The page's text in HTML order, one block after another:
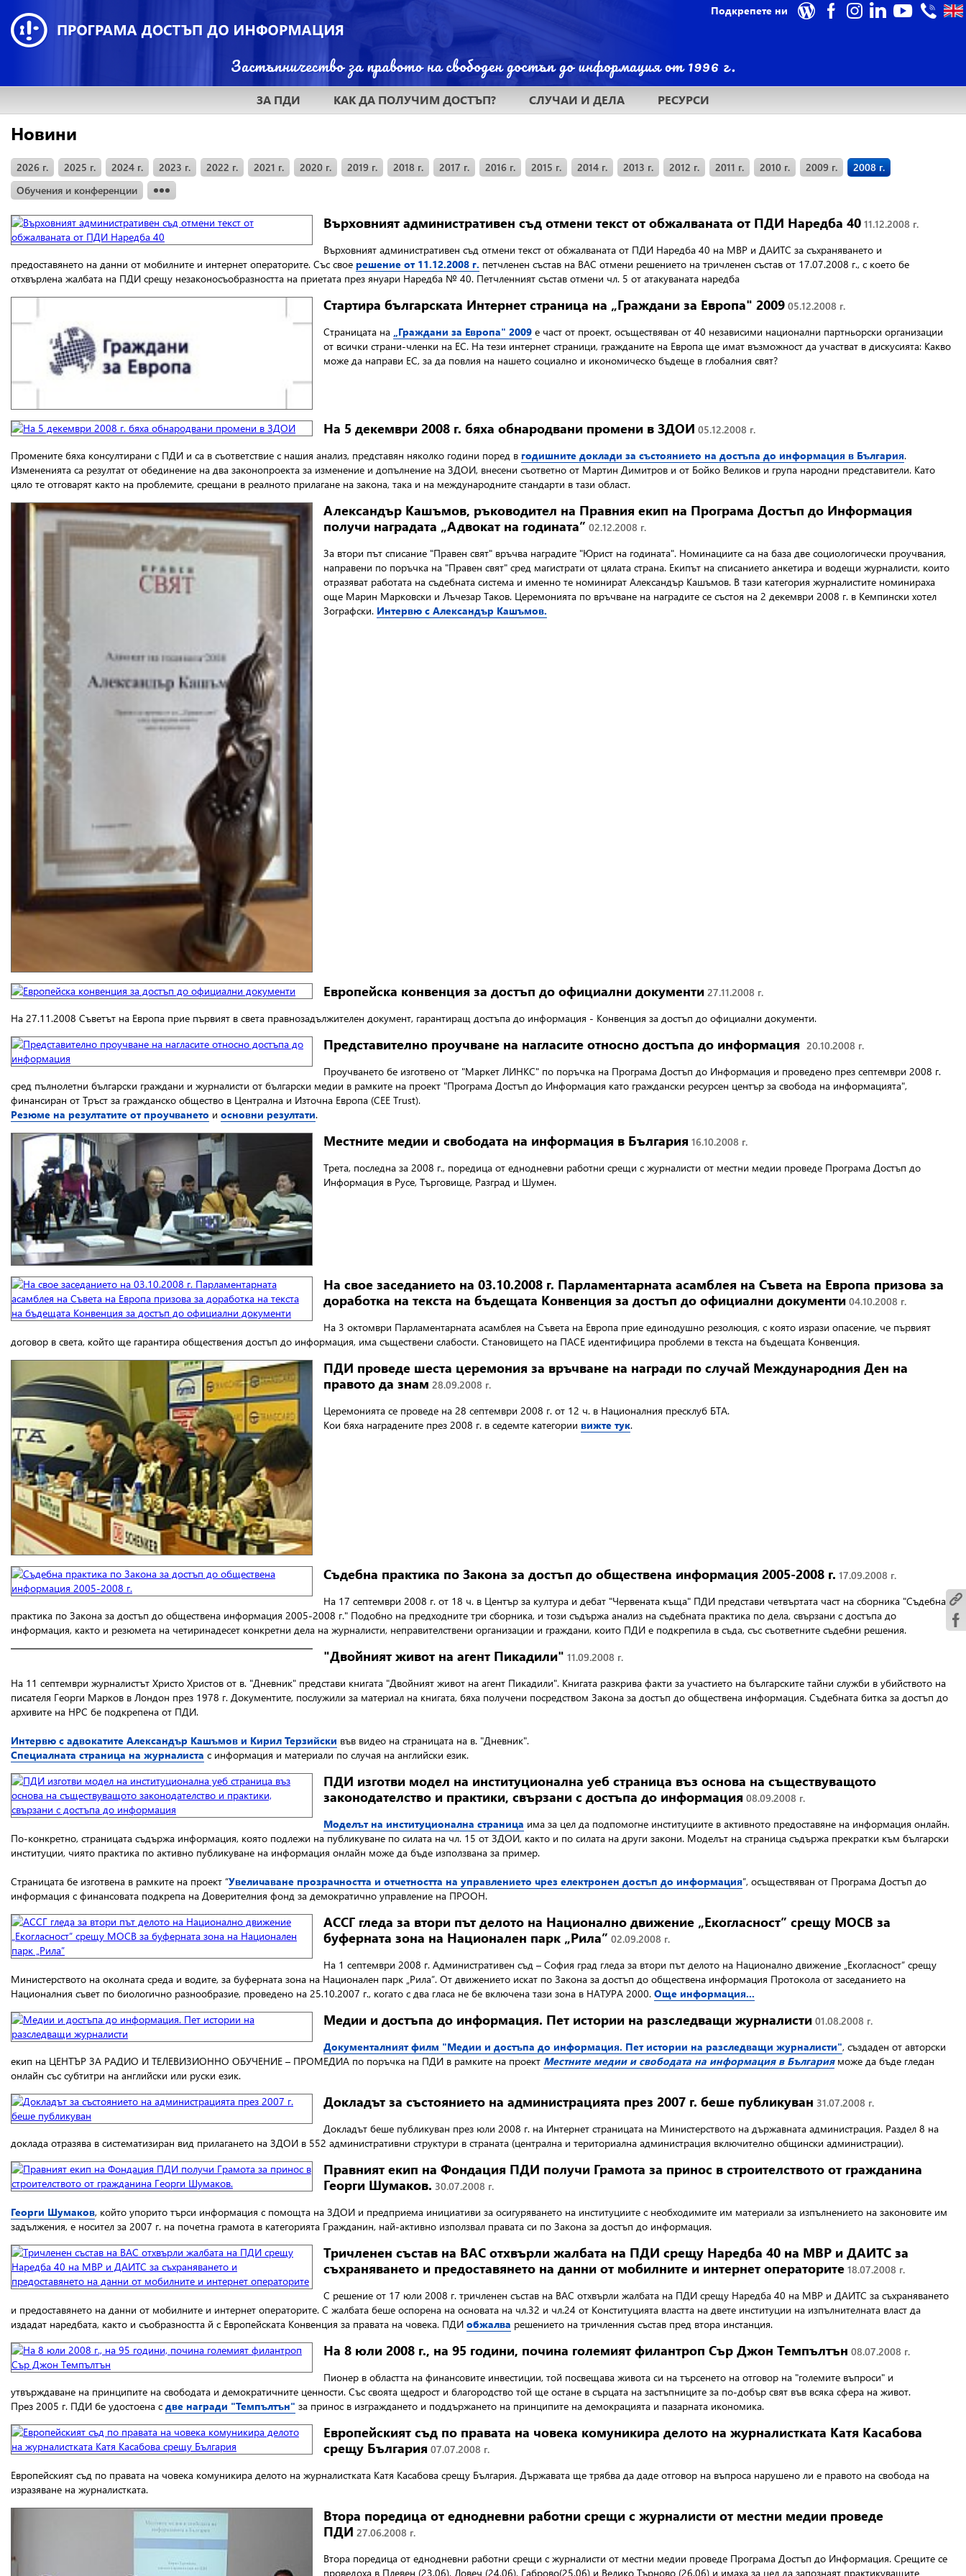
Подкрепете ни
ЗА ПДИ КАК ДА ПОЛУЧИМ ДОСТЪП? СЛУЧАИ И ДЕЛА РЕСУРСИ
Новини
2026 г. 2025 г. 2024 г. 2023 г. 2022 г. 2021 г. 2020 г. 2019 г. 2018 г. 2017 г. 2016 г. 2015 г. 2014 г. 2013 г. 2012 г. 2011 г. 2010 г. 2009 г.
2008 г.
Обучения и конференции
Върховният административен съд отмени текст от обжалваната от ПДИ Наредба 40 11.12.2008 г.
Върховният административен съд отмени текст от обжалваната от ПДИ Наредба 40 на МВР и ДАИТС за съхраняването и
предоставянето на данни от мобилните и интернет операторите. Със свое решение от 11.12.2008 г. петчленен състав на ВАС отмени решението на тричленен състав от 17.07.2008 г., с което бе
отхвърлена жалбата на ПДИ срещу незаконосъобразността на приетата през януари Наредба № 40. Петчленният състав отмени чл. 5 от атакуваната наредба
Стартира българската Интернет страница на „Граждани за Европа" 2009 05.12.2008 г.
Страницата на „Граждани за Европа" 2009 е част от проект, осъществяван от 40 независими национални партньорски организации
от всички страни-членки на ЕС. На тези интернет страници, гражданите на Европа ще имат възможност да участват в дискусията: Какво
може да направи ЕС, за да повлия на нашето социално и икономическо бъдеще в глобалния свят?
На 5 декември 2008 г. бяха обнародвани промени в ЗДОИ 05.12.2008 г.
Промените бяха консултирани с ПДИ и са в съответствие с нашия анализ, представян няколко години поред в годишните доклади за състоянието на достъпа до информация в България.
Измененията са резултат от обединение на два законопроекта за изменение и допълнение на ЗДОИ, внесени съответно от Мартин Димитров и от Бойко Великов и група народни представители. Като
цяло те отговарят както на проблемите, срещани в реалното прилагане на закона, така и на международните стандарти в тази област.
Александър Кашъмов, ръководител на Правния екип на Програма Достъп до Информация
получи наградата „Адвокат на годината” 02.12.2008 г.
За втори път списание "Правен свят" връчва наградите "Юрист на годината". Номинациите са на база две социологически проучвания,
направени по поръчка на "Правен свят" сред магистрати от цялата страна. Екипът на списанието анкетира и водещи журналисти, които
отразяват работата на съдебната система и именно те номинират Александър Кашъмов. В тази категория журналистите номинираха
още Марин Марковски и Лъчезар Таков. Церемонията по връчване на наградите се състоя на 2 декември 2008 г. в Кемпински хотел
Зографски. Интервю с Александър Кашъмов.
Европейска конвенция за достъп до официални документи 27.11.2008 г.
На 27.11.2008 Съветът на Европа прие първият в света правнозадължителен документ, гарантиращ достъпа до информация - Конвенция за достъп до официални документи.
Представително проучване на нагласите относно достъпа до информация 20.10.2008 г.
Проучването бе изготвено от "Маркет ЛИНКС" по поръчка на Програма Достъп до Информация и проведено през септември 2008 г.
сред пълнолетни български граждани и журналисти от български медии в рамките на проект "Програма Достъп до Информация като граждански ресурсен център за свобода на информацията",
финансиран от Тръст за гражданско общество в Централна и Източна Европа (CEE Trust).
Резюме на резултатите от проучването и основни резултати.
Местните медии и свободата на информация в България 16.10.2008 г.
Трета, последна за 2008 г., поредица от еднодневни работни срещи с журналисти от местни медии проведе Програма Достъп до
Информация в Русе, Търговище, Разград и Шумен.
На свое заседанието на 03.10.2008 г. Парламентарната асамблея на Съвета на Европа призова за
доработка на текста на бъдещата Конвенция за достъп до официални документи 04.10.2008 г.
На 3 октомври Парламентарната асамблея на Съвета на Европа прие единодушно резолюция, с която изрази опасение, че първият
договор в света, който ще гарантира обществения достъп до информация, има съществени слабости. Становището на ПАСЕ идентифицира проблеми в текста на бъдещата Конвенция.
ПДИ проведе шеста церемония за връчване на награди по случай Международния Ден на
правото да знам 28.09.2008 г.
Церемонията се проведе на 28 септември 2008 г. от 12 ч. в Националния пресклуб БТА.
Кои бяха наградените през 2008 г. в седемте категории вижте тук.
Съдебна практика по Закона за достъп до обществена информация 2005-2008 г. 17.09.2008 г.
На 17 септември 2008 г. от 18 ч. в Център за култура и дебат "Червената къща" ПДИ представи четвъртата част на сборника "Съдебна
практика по Закона за достъп до обществена информация 2005-2008 г." Подобно на предходните три сборника, и този съдържа анализ на съдебната практика по дела, свързани с достъпа до
информация, както и резюмета на четиринадесет конкретни дела на журналисти, неправителствени организации и граждани, които ПДИ е подкрепила в съда, със съответните съдебни решения.
"Двойният живот на агент Пикадили" 11.09.2008 г.
На 11 септември журналистът Христо Христов от в. "Дневник" представи книгата "Двойният живот на агент Пикадили". Книгата разкрива факти за участието на българските тайни служби в убийството на
писателя Георги Марков в Лондон през 1978 г. Документите, послужили за материал на книгата, бяха получени посредством Закона за достъп до обществена информация. Съдебната битка за достъп до
архивите на НРС бе подкрепена от ПДИ.
Интервю с адвокатите Александър Кашъмов и Кирил Терзийски във видео на страницата на в. "Дневник".
Специалната страница на журналиста с информация и материали по случая на английски език.
ПДИ изготви модел на институционална уеб страница въз основа на съществуващото
законодателство и практики, свързани с достъпа до информация 08.09.2008 г.
Моделът на институционална страница има за цел да подпомогне институциите в активното предоставяне на информация онлайн.
По-конкретно, страницата съдържа информация, която подлежи на публикуване по силата на чл. 15 от ЗДОИ, както и по силата на други закони. Моделът на страница съдържа прекратки към български
институции, чиято практика по активно публикуване на информация онлайн може да бъде използвана за пример.
Страницата бе изготвена в рамките на проект “Увеличаване прозрачността и отчетността на управлението чрез електронен достъп до информация”, осъществяван от Програма Достъп до
информация с финансовата подкрепа на Доверителния фонд за демократично управление на ПРООН.
АССГ гледа за втори път делото на Национално движение „Екогласност” срещу МОСВ за
буферната зона на Национален парк „Рила” 02.09.2008 г.
На 1 септември 2008 г. Административен съд – София град гледа за втори път делото на Национално движение „Екогласност” срещу
Министерството на околната среда и водите, за буферната зона на Национален парк „Рила”. От движението искат по Закона за достъп до обществена информация Протокола от заседанието на
Националния съвет по биологично разнообразие, проведено на 25.10.2007 г., когато с два гласа не бе включена тази зона в НАТУРА 2000. Още информация...
Медии и достъпа до информация. Пет истории на разследващи журналисти 01.08.2008 г.
Документалният филм "Медии и достъпа до информация. Пет истории на разследващи журналисти", създаден от авторски
екип на ЦЕНТЪР ЗА РАДИО И ТЕЛЕВИЗИОННО ОБУЧЕНИЕ – ПРОМЕДИА по поръчка на ПДИ в рамките на проект Местните медии и свободата на информация в Българияможе да бъде гледан
онлайн със субтитри на английски или руски език.
Докладът за състоянието на администрацията през 2007 г. беше публикуван 31.07.2008 г.
Докладът беше публикуван през юли 2008 г. на Интернет страницата на Министерството на държавната администрация. Раздел 8 на
доклада отразява в систематизиран вид прилагането на ЗДОИ в 552 административни структури в страната (централна и териториална администрация включително общински администрации).
Правният екип на Фондация ПДИ получи Грамота за принос в строителството от гражданина
Георги Шумаков. 30.07.2008 г.
Георги Шумаков, който упорито търси информация с помощта на ЗДОИ и предприема инициативи за осигуряването на институциите с необходимите им материали за изпълнението на законовите им
задължения, е носител за 2007 г. на почетна грамота в категорията Гражданин, най-активно използвал правата си по Закона за достъп до информация.
Тричленен състав на ВАС отхвърли жалбата на ПДИ срещу Наредба 40 на МВР и ДАИТС за
съхраняването и предоставянето на данни от мобилните и интернет операторите 18.07.2008 г.
С решение от 17 юли 2008 г. тричленен състав на ВАС отхвърли жалбата на ПДИ срещу Наредба 40 на МВР и ДАИТС за съхраняването
и предоставянето на данни от мобилните и интернет операторите. С жалбата беше оспорена на основата на чл.32 и чл.24 от Конституцията властта на двете институции на изпълнителната власт да
издадат наредбата, както и съобразността й с Европейската Конвенция за правата на човека. ПДИ обжалва решението на тричленния състав пред втора инстанция.
На 8 юли 2008 г., на 95 години, почина големият филантроп Сър Джон Темпълтън 08.07.2008 г.
Пионер в областта на финансовите инвестиции, той посвещава живота си на търсенето на отговор на "големите въпроси" и
утвърждаване на принципите на свободата и демократичните ценности. Със своята щедрост и благородство той ще остане в сърцата на застъпниците за по-добър свят във всяка сфера на живот.
През 2005 г. ПДИ бе удостоена с две награди "Темпълтън" за принос в изграждането и поддържането на принципите на демокрацията и пазарната икономика.
Европейският съд по правата на човека комуникира делото на журналистката Катя Касабова
срещу България 07.07.2008 г.
Европейският съд по правата на човека комуникира делото на журналистката Катя Касабова срещу България. Държавата ще трябва да даде отговор на въпроса нарушено ли е правото на свобода на
изразяване на журналистката.
Втора поредица от еднодневни работни срещи с журналисти от местни медии проведе
ПДИ 27.06.2008 г.
Втора поредица от еднодневни работни срещи с журналисти от местни медии проведе Програма Достъп до Информация. Срещите се
проведоха в Плевен (23.06), Ловеч (24.06), Габрово(25.06) и Велико Търново (26.06) и имаха за цел да запознаят практикуващите